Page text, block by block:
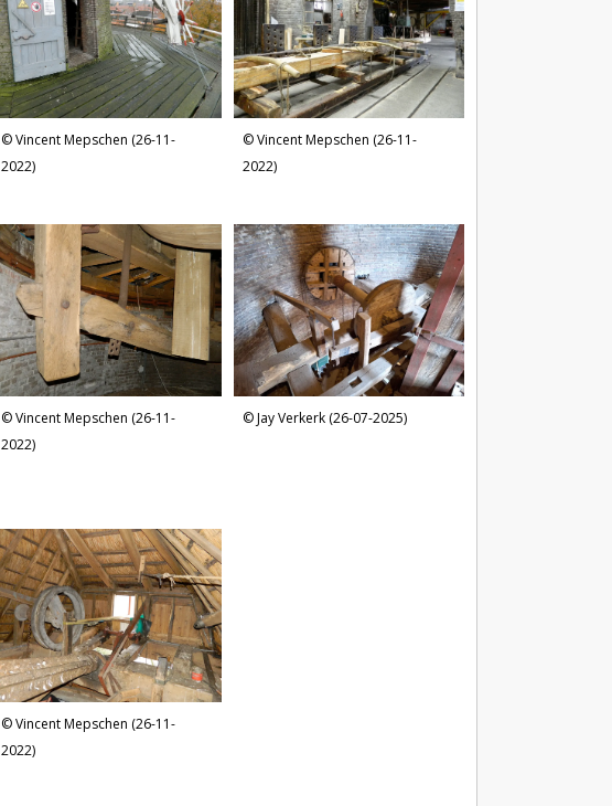
Vincent Mepschen (26-11-
2022)
Vincent Mepschen (26-11-
2022)
Vincent Mepschen (26-11-
2022)
Jay Verkerk (26-07-2025)
Vincent Mepschen (26-11-
2022)